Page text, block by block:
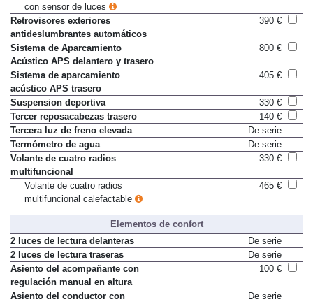
con sensor de luces
Retrovisores exteriores
antideslumbrantes automáticos
390 €
Sistema de Aparcamiento
Acústico APS delantero y trasero
800 €
Sistema de aparcamiento
acústico APS trasero
405 €
Suspension deportiva
330 €
Tercer reposacabezas trasero
140 €
Tercera luz de freno elevada
De serie
Termómetro de agua
De serie
Volante de cuatro radios
multifuncional
330 €
Volante de cuatro radios
multifuncional calefactable
465 €
Elementos de confort
2 luces de lectura delanteras
De serie
2 luces de lectura traseras
De serie
Asiento del acompañante con
regulación manual en altura
100 €
Asiento del conductor con
De serie